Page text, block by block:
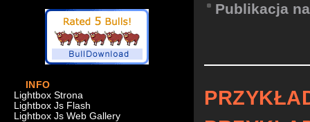
INFO
Lightbox Strona
Lightbox Js Flash
Lightbox Js Web Gallery
Publikacja